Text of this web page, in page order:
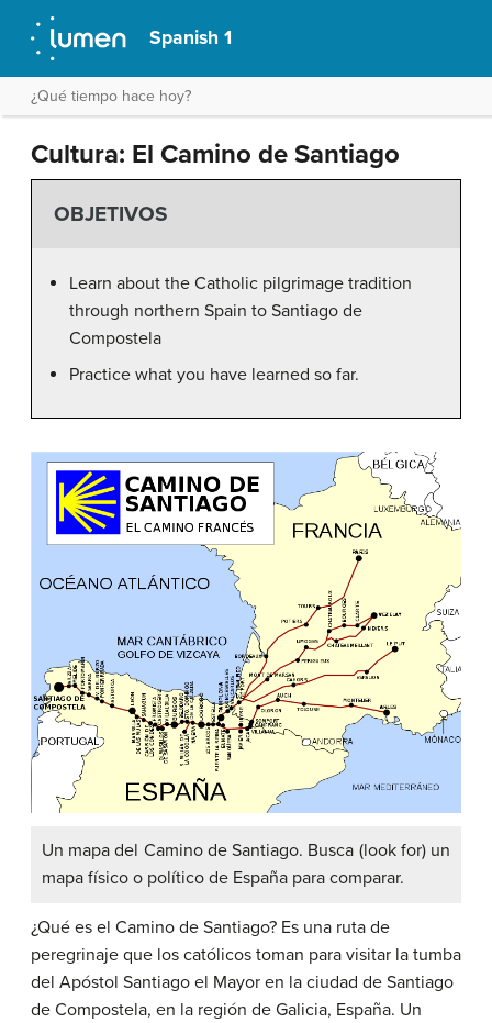
Spanish 1
¿Qué tiempo hace hoy?
Cultura: El Camino de Santiago
OBJETIVOS
Learn about the Catholic pilgrimage tradition
through northern Spain to Santiago de
Compostela
Practice what you have learned so far.
Un mapa del Camino de Santiago. Busca (look for) un
mapa físico o político de España para comparar.
¿Qué es el Camino de Santiago? Es una ruta de
peregrinaje que los católicos toman para visitar la tumba
del Apóstol Santiago el Mayor en la ciudad de Santiago
de Compostela, en la región de Galicia, España. Un